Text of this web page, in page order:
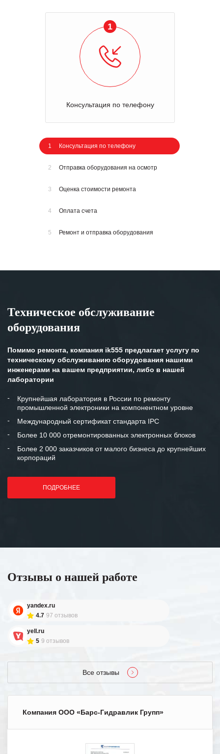
1
Консультация по телефону
1 Консультация по телефону
2 Отправка оборудования на осмотр
3 Оценка стоимости ремонта
4 Оплата счета
5 Ремонт и отправка оборудования
Техническое обслуживание
оборудования
Помимо ремонта, компания ik555 предлагает услугу по
техническому обслуживанию оборудования нашими
инженерами на вашем предприятии, либо в нашей
лаборатории
Крупнейшая лаборатория в России по ремонту
промышленной электроники на компонентном уровне
Международный сертификат стандарта IPC
Более 10 000 отремонтированных электронных блоков
Более 2 000 заказчиков от малого бизнеса до крупнейших
корпораций
ПОДРОБНЕЕ
Отзывы о нашей работе
yandex.ru
4.7 97 отзывов
yell.ru
5 9 отзывов
Все отзывы
Компания ООО «Барс-Гидравлик Групп»